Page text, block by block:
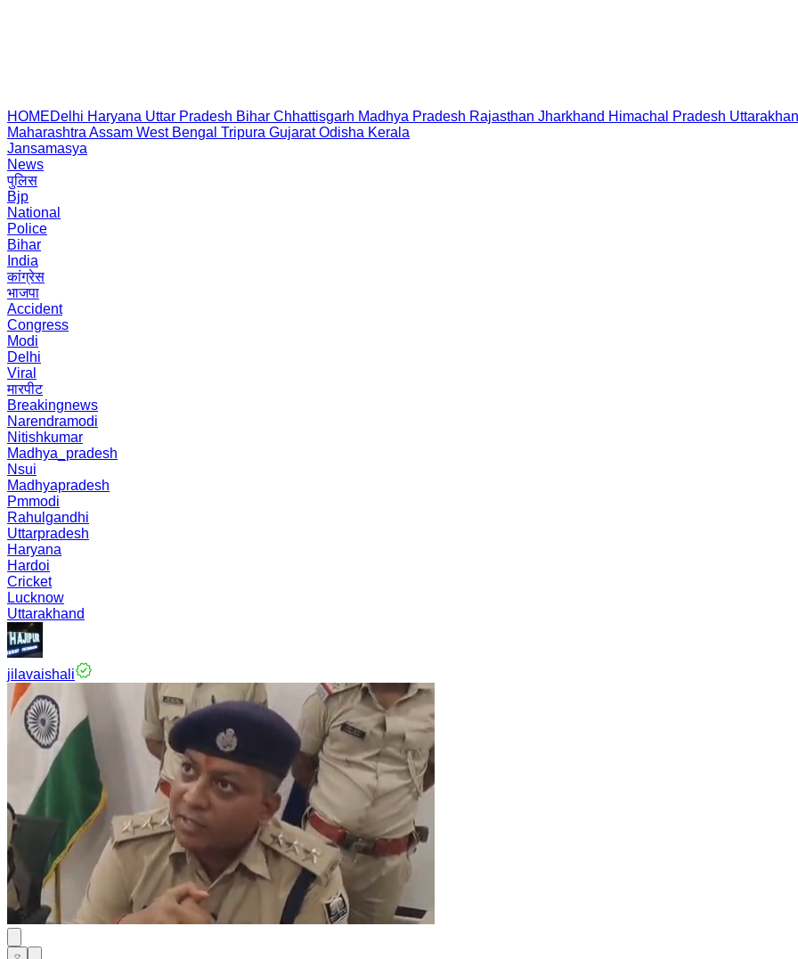
HOMEDelhi Haryana Uttar Pradesh Bihar Chhattisgarh Madhya Pradesh Rajasthan Jharkhand Himachal Pradesh
Maharashtra Assam West Bengal Tripura Gujarat Odisha Kerala
Jansamasya
News
पुलिस
Bjp
National
Police
Bihar
India
कांग्रेस
भाजपा
Accident
Congress
Modi
Delhi
Viral
मारपीट
Breakingnews
Narendramodi
Nitishkumar
Madhya_pradesh
Nsui
Madhyapradesh
Pmmodi
Rahulgandhi
Uttarpradesh
Haryana
Hardoi
Cricket
Lucknow
Uttarakhand
jilavaishali